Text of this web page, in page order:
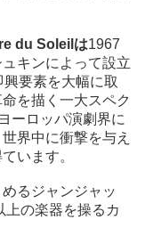
du Soleilは1967
キンによって設立
要素を大幅に取
を描く一大スペク
ーロッパ演劇界に
界中に衝撃を与え
います。
るジャンジャッ
上の楽器を操るカ